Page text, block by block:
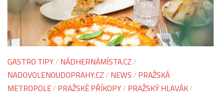
GASTRO TIPY/ NÁDHERNÁMÍSTA.CZ /
NADOVOLENOUDOPRAHY.CZ / NEWS / PRAŽSKÁ
METROPOLE/ PRAŽSKÉ PŘÍKOPY/ PRAŽSKÝ HLAVÁK/